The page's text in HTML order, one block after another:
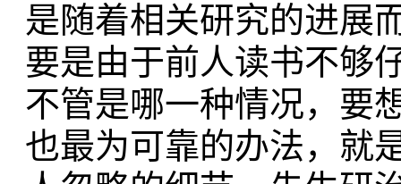
是随着相关研究的进展
要是由于前人读书不够
不管是哪一种情况，要
也最为可靠的办法，就